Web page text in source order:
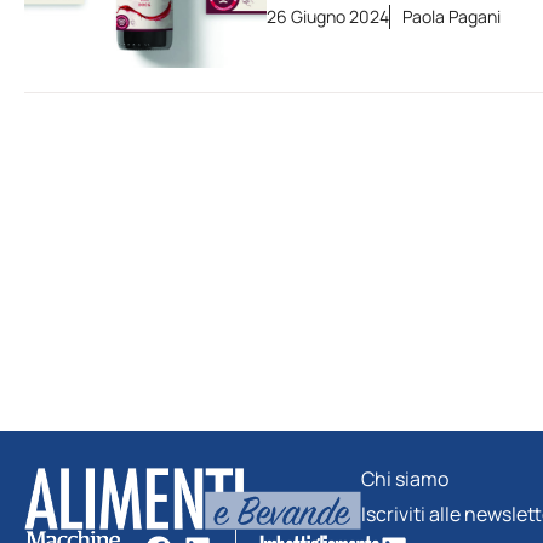
26 Giugno 2024 Paola Pagani
Chi siamo
Iscriviti alle